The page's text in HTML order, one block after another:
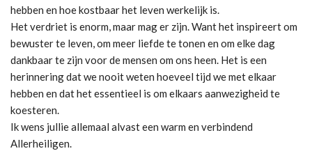
hebben en hoe kostbaar het leven werkelijk is.
Het verdriet is enorm, maar mag er zijn. Want het inspireert om
bewuster te leven, om meer liefde te tonen en om elke dag
dankbaar te zijn voor de mensen om ons heen. Het is een
herinnering dat we nooit weten hoeveel tijd we met elkaar
hebben en dat het essentieel is om elkaars aanwezigheid te
koesteren.
Ik wens jullie allemaal alvast een warm en verbindend
Allerheiligen.